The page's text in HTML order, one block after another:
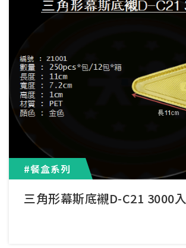
#餐盒系列
三角形幕斯底襯D-C21 3000入